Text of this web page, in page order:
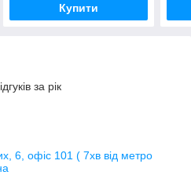
Купити
за рік
6, офіс 101 ( 7хв від метро